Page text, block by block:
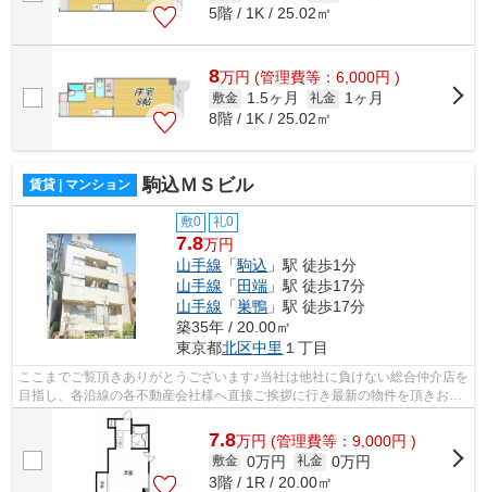
5階 / 1K / 25.02㎡
8万円 (管理費等：6,000円 )
敷金 1.5ヶ月 礼金
1ヶ月
8階 / 1K / 25.02㎡
賃貸 | マンション 駒込ＭＳビル
敷0 礼0
7.8万円
山手線 「駒込 」駅 徒歩1分
山手線 「 田端 」駅 徒歩17分
山手線 「巣鴨 」駅 徒歩17分
築35年 / 20.00㎡
東京都北区中里 １丁目
ここまでご覧頂きありがとうございます♪当社は他社に負けない総合仲介店を
目指し、各沿線の各不動産会社様へ直接ご挨拶に行き最新の物件を頂きお客
様へ提供しております！最新の情報は...
7.8万円 (管理費等：9,000円 )
敷金 0万円 礼金 0万円
3階 / 1R / 20.00㎡